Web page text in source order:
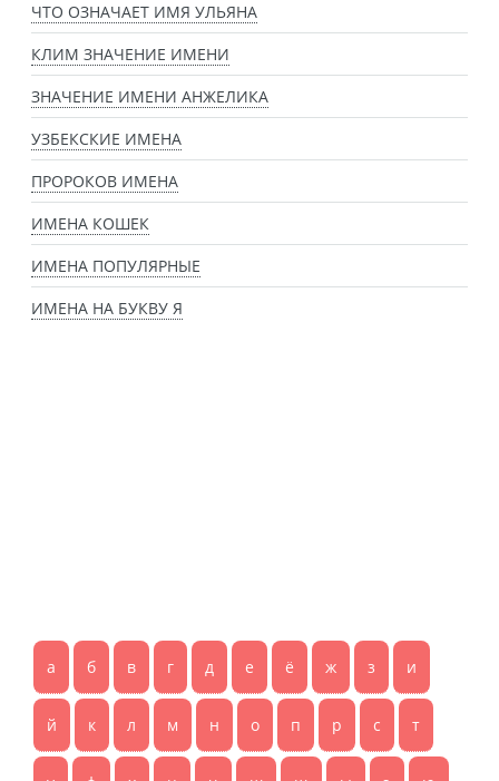
ЧТО ОЗНАЧАЕТ ИМЯ УЛЬЯНА
КЛИМ ЗНАЧЕНИЕ ИМЕНИ
ЗНАЧЕНИЕ ИМЕНИ АНЖЕЛИКА
УЗБЕКСКИЕ ИМЕНА
ПРОРОКОВ ИМЕНА
ИМЕНА КОШЕК
ИМЕНА ПОПУЛЯРНЫЕ
ИМЕНА НА БУКВУ Я
а б в г д е ё ж з и
й к л м н о п р с т